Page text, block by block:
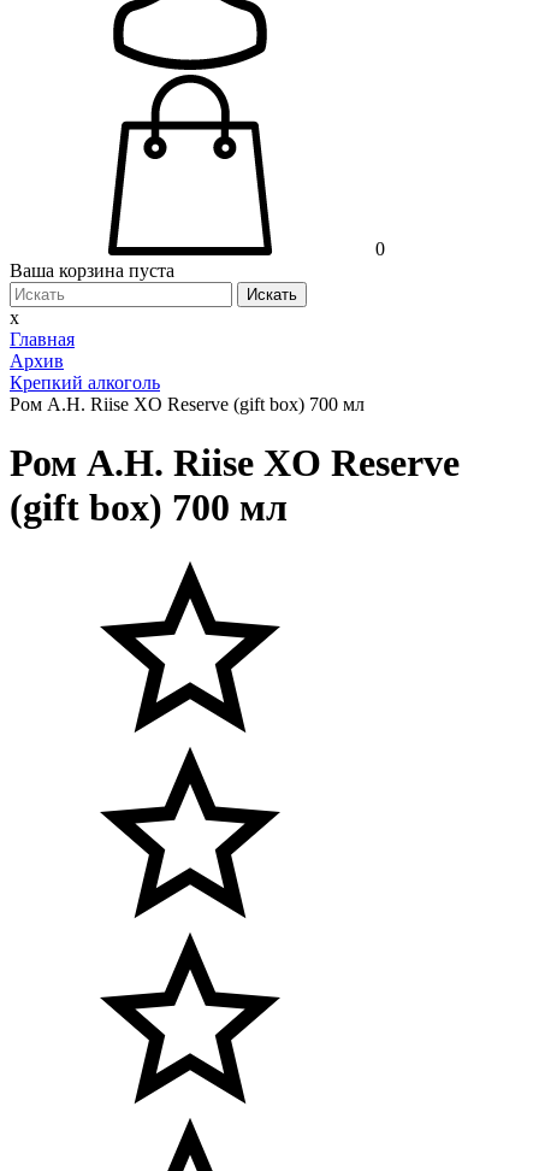
0
Ваша корзина пуста
Искать
x
Главная
Архив
Крепкий алкоголь
Ром A.H. Riise XO Reserve (gift box) 700 мл
Ром A.H. Riise XO Reserve
(gift box) 700 мл